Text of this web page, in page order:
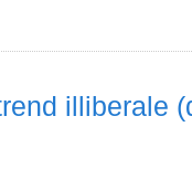
illiberale